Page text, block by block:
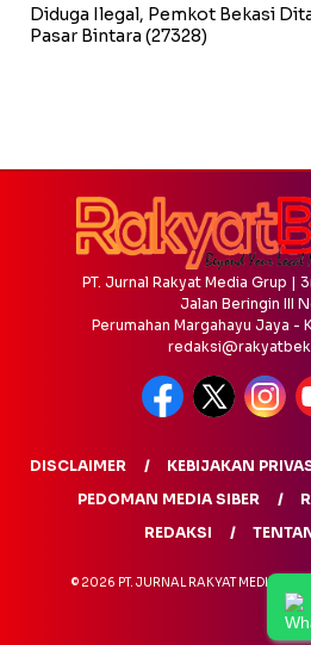
Diduga Ilegal, Pemkot Bekasi
Pasar Bintara (27328)
PT. Jurnal Rakyat Media Grup |
Jalan Beringin III
Perumahan Margahayu Jaya -
DISCLAIMER KEBIJAKAN
PEDOMAN MEDIA SIBER
REDAKSI
© 2026 PT. JURNAL RAKYAT MEDIA